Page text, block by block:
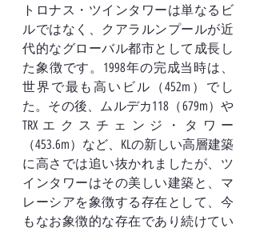
トロナス・ツインタワーは単なるビ
ルではなく、クアラルンプールが近
代的なグローバル都市として成長し
た象徴です。1998年の完成当時は、
世界で最も高いビル（452m）でし
た。その後、ムルデカ118（679m）や
TRXエクスチェンジ・タワー
（453.6m）など、KLの新しい高層建築
に高さでは追い抜かれましたが、ツ
インタワーはその美しい建築と、マ
レーシアを象徴する存在として、今
もなお象徴的な存在であり続けてい